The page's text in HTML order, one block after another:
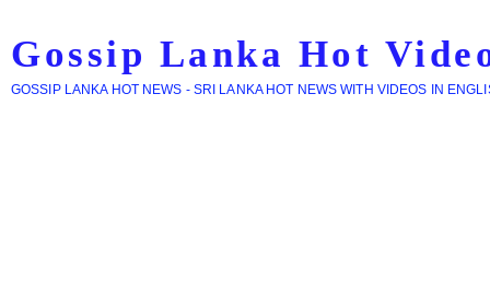
Gossip Lanka Hot
GOSSIP LANKA HOT NEWS - SRI LANKA HOT NEWS WITH VIDEOS IN